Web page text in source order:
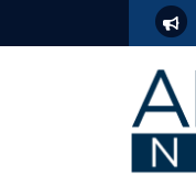
de estimulación